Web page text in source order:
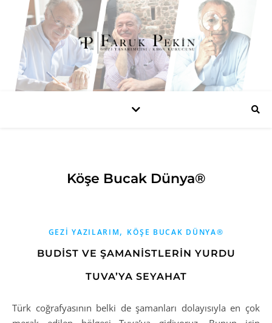
Köşe Bucak Dünya®
GEZI YAZILARIM, KÖŞE BUCAK DÜNYA®
BUDİST VE ŞAMANİSTLERİN YURDU
TUVA’YA SEYAHAT
Türk coğrafyasının belki de şamanları dolayısıyla en çok